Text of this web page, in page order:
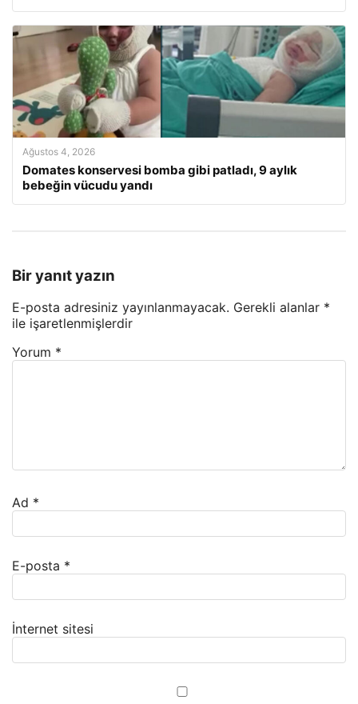
Ağustos 4, 2026
Domates konservesi bomba gibi patladı, 9 aylık
bebeğin vücudu yandı
Bir yanıt yazın
E-posta adresiniz yayınlanmayacak. Gerekli alanlar *
ile işaretlenmişlerdir
Yorum *
Ad *
E-posta *
İnternet sitesi